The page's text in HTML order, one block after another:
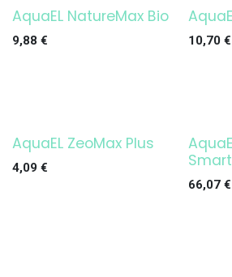
AquaEL NatureMax Bio
9,88 € 10,70€
AquaEL ZeoMax Plus
4,09 € ¡OFERTA!
66,07€